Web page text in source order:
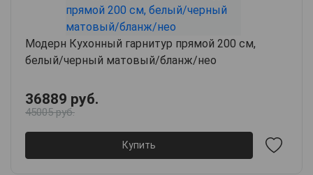
Модерн Кухонный гарнитур прямой 200 см,
белый/черный матовый/бланж/нео
36889 руб.
45005 руб.
Купить